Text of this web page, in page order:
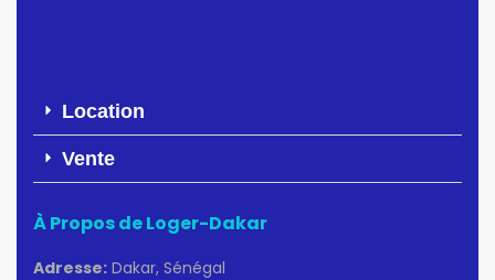
Location
Vente
À Propos de Loger-Dakar
Adresse: Dakar, Sénégal